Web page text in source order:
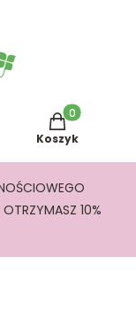
Produkty w
Koszyk
OTRZYMASZ 10%